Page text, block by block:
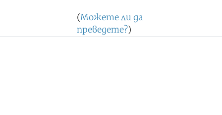
(Можете ли да
преведете?)